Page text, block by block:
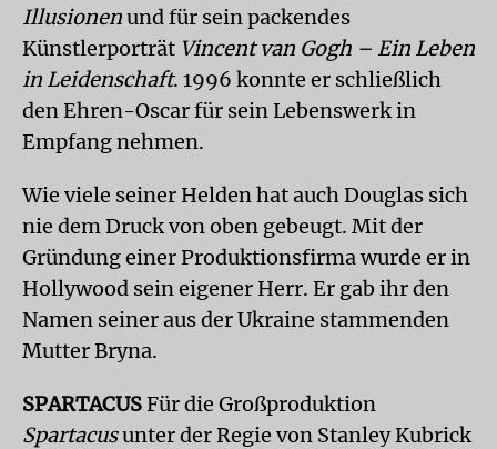
Illusionenund für sein packendes
Künstlerporträt Vincent van Gogh – Ein Leben
in Leidenschaft. 1996 konnte er schließlich
den Ehren-Oscar für sein Lebenswerk in
Empfang nehmen.
Wie viele seiner Helden hat auch Douglas sich
nie dem Druck von oben gebeugt. Mit der
Gründung einer Produktionsfirma wurde er in
Hollywood sein eigener Herr. Er gab ihr den
Namen seiner aus der Ukraine stammenden
Mutter Bryna.
SPARTACUSFür die Großproduktion
Spartacusunter der Regie von Stanley Kubrick